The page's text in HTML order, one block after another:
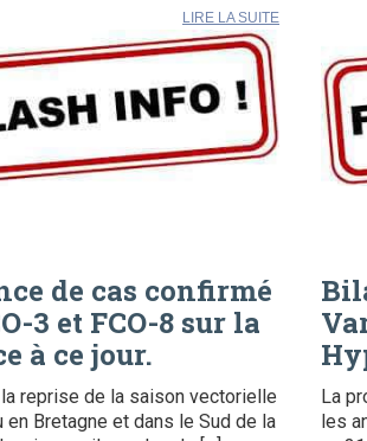
LIRE LA SUITE
de cas confirmé
3 et FCO-8 sur la
à ce jour.
reprise de la saison vectorielle
en Bretagne et dans le Sud de la
La
les